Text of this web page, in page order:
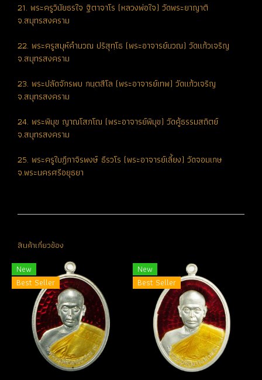
21. พระครูวินัยธรใจ ฐิตาจาโร (หลวงพ่อใจ) วัดพระยาญาติ
จ.สมุทรสงคราม
22. พระครูสมุห์คำนวณ ปริสุทฺโธ (พระอาจารย์นวณ) วัดแก้วเจริญ
จ.สมุทรสงคราม
23. พระปลัดจักรพบ กนฺตสีโล (พระอาจารย์เทพ) วัดแก้วเจริญ
จ.สมุทรสงคราม
24. พระพิมุข ญาณโสภโณ (พระอาจารย์พิมุข) วัดคู้ธรรมสถิตย์
จ.สมุทรสงคราม
25. พระครูใบฎีกาจิรพงษ์ ธีรวโร (พระอาจารย์เลี้ยง) วัดจอมเกษ
จ.พระนครศรีอยุธยา
สินค้าเกี่ยวข้อง
New
Best Seller
New
Best Seller